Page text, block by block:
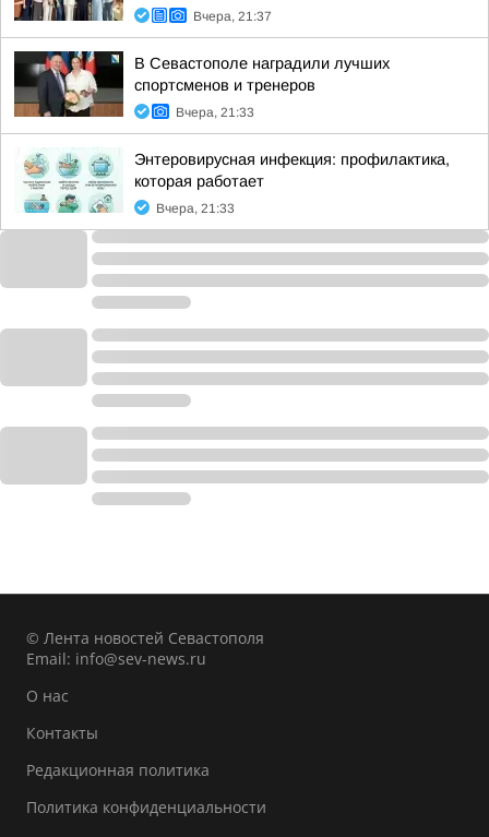
Вчера, 21:37
В Севастополе наградили лучших
спортсменов и тренеров
Вчера, 21:33
Энтеровирусная инфекция: профилактика,
которая работает
Вчера, 21:33
© Лента новостей Севастополя
Email: info@sev-news.ru
О нас
Контакты
Редакционная политика
Политика конфиденциальности